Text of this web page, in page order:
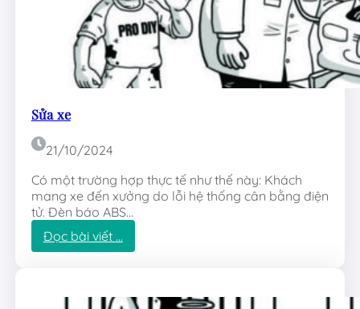
Sửa xe
21/10/2024
Có một trường hợp thực tế như thế này: Khách
mang xe đến xưởng do lỗi hệ thống cân bằng điện
tử. Đèn báo ABS…
Đọc bài viết …:
S
x